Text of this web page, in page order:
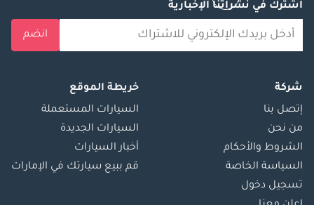
اشترك في نشراتنا الإخبارية
انضم
شركة
إتصل بنا
من نحن
الشروط والأحكام
السياسة الخاصة
تسجيل دخول
خريطة الموقع
السيارات المستعملة
السيارات الجديدة
أخبار السيارات
قم ببيع سيارتك في الإمارات